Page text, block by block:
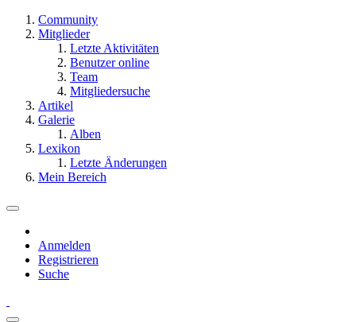
Community
Mitglieder
Letzte Aktivitäten
Benutzer online
Team
Mitgliedersuche
Artikel
Galerie
Alben
Lexikon
Letzte Änderungen
Mein Bereich
Anmelden
Registrieren
Suche